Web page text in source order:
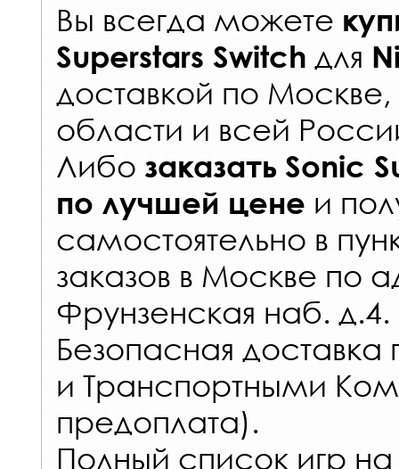
Вы всегда можете
Superstars Switch для
доставкой по
области и всей
Либо заказать Sonic
по лучшей цене и
самостоятельно в
заказов в Москве по
Фрунзенская наб. д.4.
Безопасная
и Транспортными
предоплата).
Полный список игр